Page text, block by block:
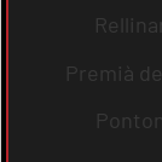
Premià